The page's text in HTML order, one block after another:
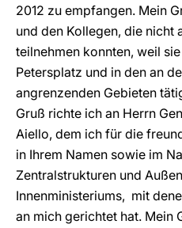
2012 zu empfangen. Mein
und den Kollegen, die nicht
teilnehmen konnten, weil
Petersplatz und in den an
angrenzenden Gebieten
Gruß richte ich an Herrn
Aiello, dem ich für die
in Ihrem Namen sowie im
Zentralstrukturen und
Innenministeriums, mit
an mich gerichtet hat. Mein